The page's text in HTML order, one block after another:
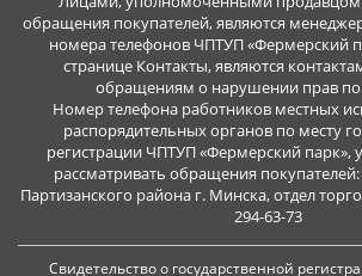
обращения покупателей, являются
номера телефонов ЧПТУП «Фермерский
странице Контакты, являются
обращениям о нарушении прав
Номер телефона работников местных
распорядительных органов по месту
регистрации ЧПТУП «Фермерский
рассматривать обращения
Партизанского района г. Минска, отдел
294-63-73
Свидетельство о государственной